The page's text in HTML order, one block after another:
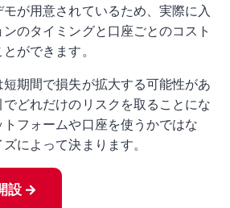
が用意されているため、実際に入
のタイミングと口座ごとのコスト
ができます。
期間で損失が拡大する可能性があ
どれだけのリスクを取ることにな
フォームや口座を使うかではな
によって決まります。
設 →